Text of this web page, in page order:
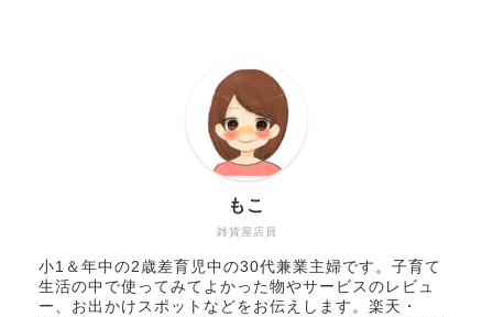
雑貨屋店員
もこ
小1＆年中の2歳差育児中の30代兼業主婦です。子育て
生活の中で使ってみてよかった物やサービスのレビュ
ー、お出かけスポットなどをお伝えします。楽天・